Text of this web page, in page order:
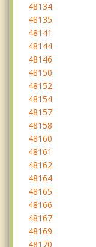
48134
48135
48141
48144
48146
48150
48152
48154
48157
48158
48160
48161
48162
48164
48165
48166
48167
48169
48170